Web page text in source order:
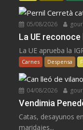
05/08/2026
La UE
La UE aprueba la
Carnes Despensa
04/08/2026
Vendimia
Catas, desayunos
maridajes...